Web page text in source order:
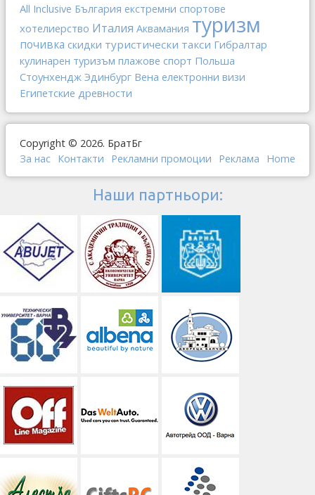
All Inclusive България екстремни спортове
хотелиерство Италия Аквамания туризм
почивка скидки туристически такси Гибралтар
кулинарен туризъм плажове спорт Польша
Стоунхендж Эдинбург Вена електронни визи
Египетские древности
Copyright © 2026. БратБг
За нас Контакти Рекламни промоции Реклама Home
Наши партньори: